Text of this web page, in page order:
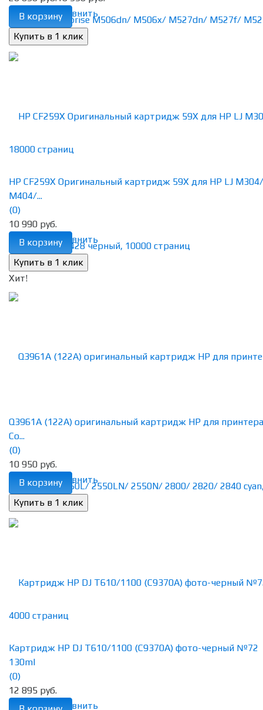
избранное сравнить
В корзину
избранное сравнить
HP CF259X Оригинальный картридж 59X для HP LJ M304/
M404/...
(0)
10 990 руб.
В корзину
Хит!
избранное сравнить
Q3961A (122A) оригинальный картридж HP для
Co...
(0)
10 950 руб.
В корзину
избранное сравнить
Картридж HP DJ T610/1100 (C9370A) фото-черный №72
130ml
(0)
12 895 руб.